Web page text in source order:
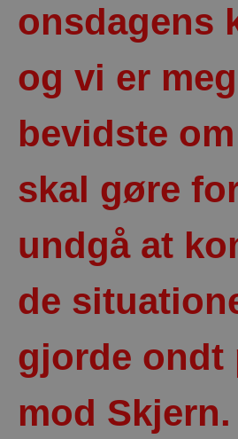
onsdagens
og vi er
bevidste
skal gøre
undgå at
de
gjorde ondt
mod Skjern.